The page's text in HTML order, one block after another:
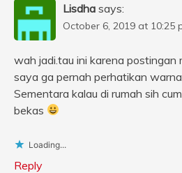
Lisdha says:
October 6, 2019 at 10:25
wah jadi.tau ini karena postingan
saya ga pernah perhatikan
Sementara kalau di rumah sih
bekas
Loading...
Reply